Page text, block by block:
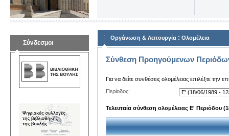
Σύνδεσμοι
Οργάνωση & Λειτουργία : Ολομέλεια
Σύνθεση Προηγούμενων
Για να δείτε συνθέσεις ολομέλειας επιλέξτε την
Περίοδος:
Τελευταία σύνθεση ολομέλειας Ε' Περιόδου